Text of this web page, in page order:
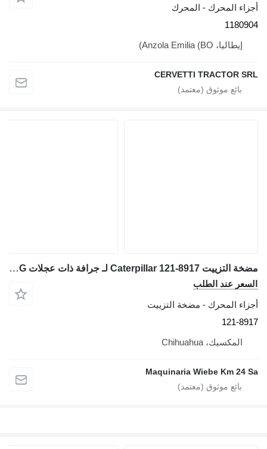
أجزاء المحرك - المحرك
1180904
إيطاليا، Anzola Emilia (BO)
CERVETTI TRACTOR SRL
مضخة التزييت Caterpillar 121-8917 لـ جرافة ذات عجلات Caterpillar 928G
السعر عند الطلب
أجزاء المحرك - مضخة التزييت
121-8917
المكسيك، Chihuahua
Maquinaria Wiebe Km 24 Sa